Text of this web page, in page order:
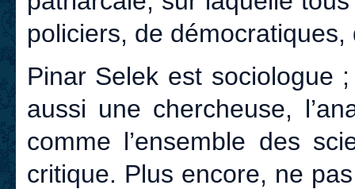
policiers, de
Pinar Selek est sociologue
aussi une chercheuse,
comme l’ensemble des
critique. Plus encore, ne